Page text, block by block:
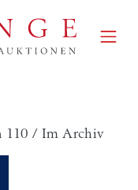
110 / Im Archiv